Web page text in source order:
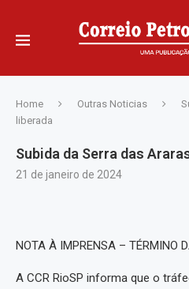
Home Outras Noticias
liberada
Subida da Serra das
21 de janeiro de 2024
NOTA À IMPRENSA – TÉRMINO
A CCR RioSP informa que o